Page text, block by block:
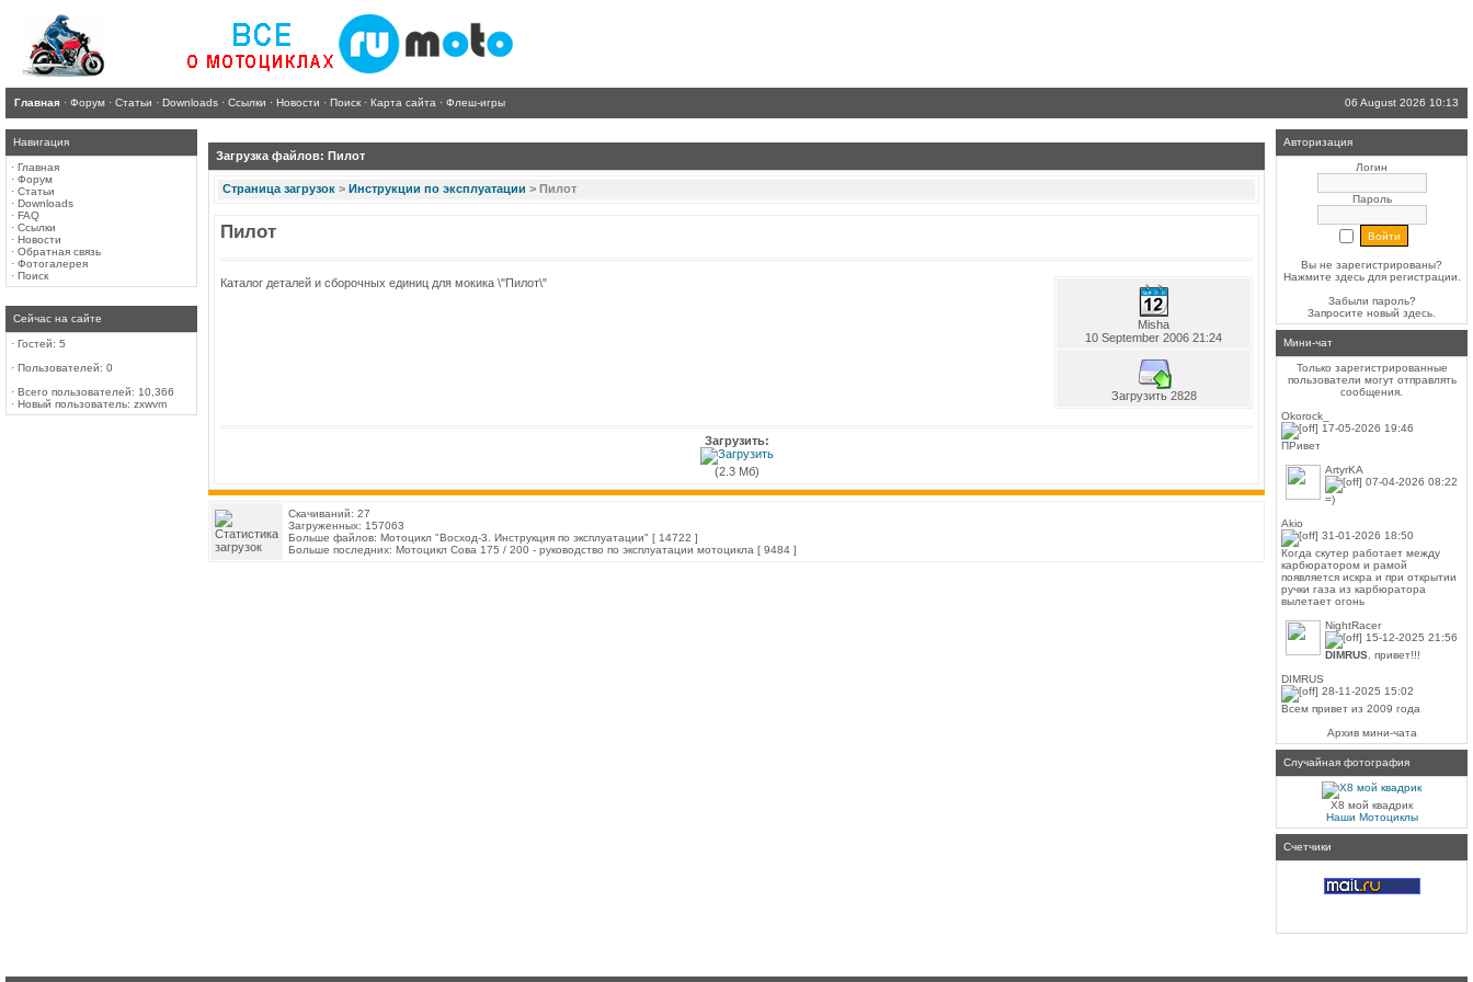
Главная · Форум · Статьи · Downloads · Ссылки · Новости · Поиск · Карта сайта · Флеш-игры 06 August 2026 10:13
Навигация
· Главная
· Форум
· Статьи
· Downloads
· FAQ
· Ссылки
· Новости
· Обратная связь
· Фотогалерея
· Поиск
Сейчас на сайте
· Гостей: 5
· Пользователей: 0
· Всего пользователей: 10,366
· Новый пользователь: zxwvm
Загрузка файлов: Пилот
Страница загрузок > Инструкции по эксплуатации > Пилот
Пилот
Каталог деталей и сборочных единиц для мокика \"Пилот\"
Misha
10 September 2006 21:24
Загрузить 2828
Загрузить:
(2.3 Мб)
Скачиваний: 27
Загруженных: 157063
Больше файлов: Мотоцикл "Восход-3. Инструкция по эксплуатации" [ 14722 ]
Больше последних: Мотоцикл Сова 175 / 200 - руководство по эксплуатации мотоцикла [ 9484 ]
Авторизация
Логин
Пароль
Вы не зарегистрированы?
Нажмите здесьдля регистрации.
Забыли пароль?
Запросите новый здесь.
Мини-чат
Только зарегистрированные
пользователи могут отправлять
сообщения.
Okorock_
17-05-2026 19:46
ПРивет
ArtyrKA
07-04-2026 08:22
=)
Akio
31-01-2026 18:50
Когда скутер работает между
карбюратором и рамой
появляется искра и при открытии
ручки газа из карбюратора
вылетает огонь
NightRacer
15-12-2025 21:56
DIMRUS , привет!!!
DIMRUS
28-11-2025 15:02
Всем привет из 2009 года
Архив мини-чата
Случайная фотография
X8 мой квадрик
Наши Мотоциклы
Счетчики